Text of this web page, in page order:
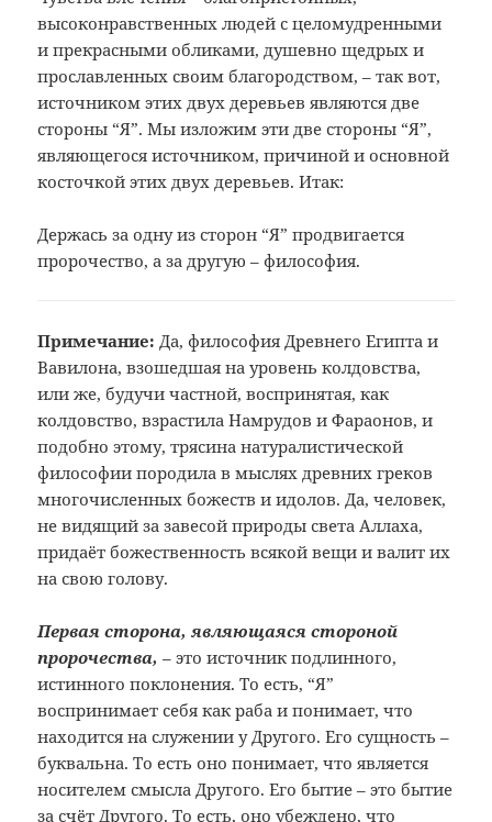
высоконравственных людей с целомудренными
и прекрасными обликами, душевно щедрых и
прославленных своим благородством, – так вот,
источником этих двух деревьев являются две
стороны “Я”. Мы изложим эти две стороны “Я”,
являющегося источником, причиной и основной
косточкой этих двух деревьев. Итак:
Держась за одну из сторон “Я” продвигается
пророчество, а за другую – философия.
Примечание: Да, философия Древнего Египта и
Вавилона,взошедшая на уровень колдовства,
илиже, будучи частной, воспринятая, как
колдовство, взрастила Намрудов иФараонов, и
подобно этому, трясинанатуралистической
философии породилав мыслях древних греков
многочисленныхбожеств и идолов. Да, человек,
не видящийза завесой природы света Аллаха,
придаётбожественность всякой вещи и валит их
на свою голову.
Первая сторона, являющаяся стороной
пророчества, – это источник подлинного,
истинного поклонения. То есть, “Я”
воспринимает себя как раба и понимает, что
находится на служении у Другого. Его сущность –
буквальна. То есть оно понимает, что является
носителем смысла Другого. Его бытие – это бытие
за счёт Другого. То есть, оно убеждено, что